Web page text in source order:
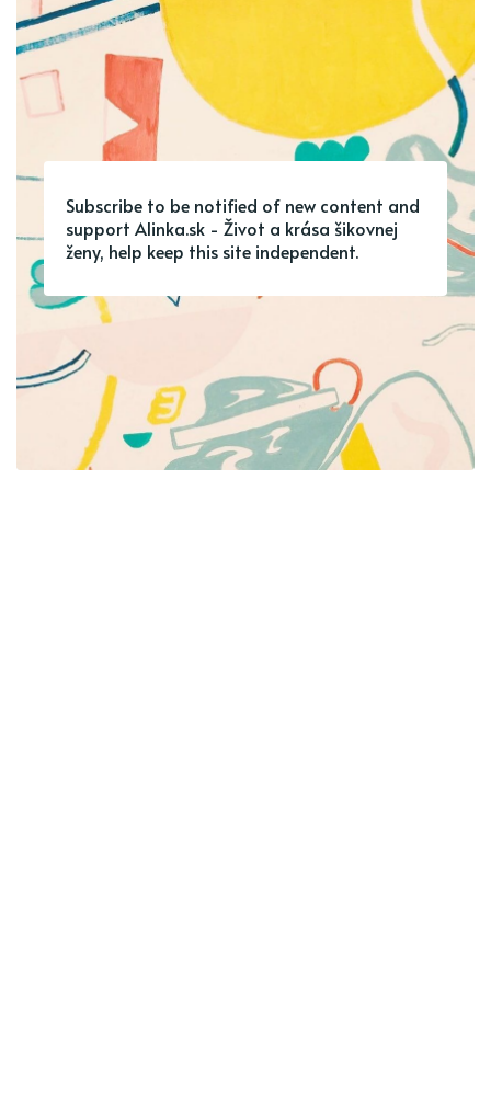
Subscribe to be notified of new content and
support Alinka.sk - Život a krása šikovnej
ženy, help keep this site independent.